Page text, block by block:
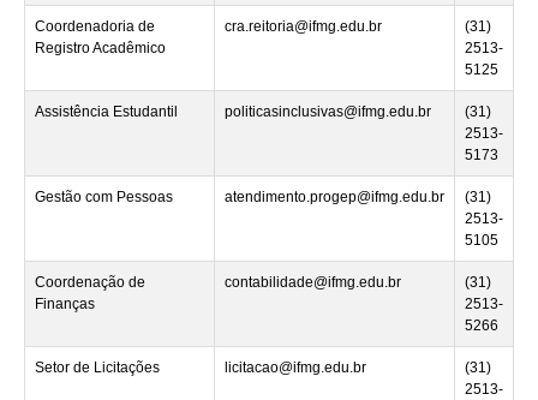
Coordenadoria de
Registro Acadêmico
cra.reitoria@ifmg.edu.br
(31)
2513-
5125
Assistência Estudantil politicasinclusivas@ifmg.edu.br
(31)
2513-
5173
Gestão com Pessoas atendimento.progep@ifmg.edu.br
(31)
2513-
5105
Coordenação de
Finanças
contabilidade@ifmg.edu.br
(31)
2513-
5266
Setor de Licitações licitacao@ifmg.edu.br
(31)
2513-